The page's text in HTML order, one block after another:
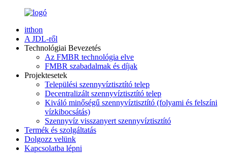
itthon
A JDL-ről
Technológiai Bevezetés
Az FMBR technológia elve
FMBR szabadalmak és díjak
Projektesetek
Települési szennyvíztisztító telep
Decentralizált szennyvíztisztító telep
Kiváló minőségű szennyvíztisztító (folyami és felszíni
vízkibocsátás)
Szennyvíz visszanyert szennyvíztisztító
Termék és szolgáltatás
Dolgozz velünk
Kapcsolatba lépni